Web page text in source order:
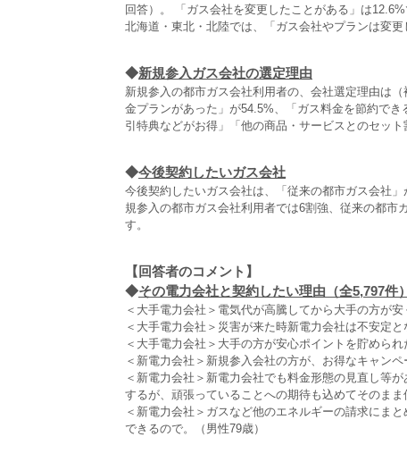
回答）。 「ガス会社を変更したことがある」は
北海道・東北・北陸では、「ガス会社やプランは変
◆新規参入ガス会社の選定理由
新規参入の都市ガス会社利用者の、会社選定理由は
金プランがあった」が54.5%、「ガス料金を節約で
引特典などがお得」「他の商品・サービスとのセッ
◆今後契約したいガス会社
今後契約したいガス会社は、「従来の都市ガス会社
規参入の都市ガス会社利用者では6割強、従来の都市
す。
【回答者のコメント】
◆その電力会社と契約したい理由（全5,797件）
＜大手電力会社＞電気代が高騰してから大手の方が安
＜大手電力会社＞災害が来た時新電力会社は不安定
＜大手電力会社＞大手の方が安心ポイントを貯められ
＜新電力会社＞新規参入会社の方が、お得なキャンペ
＜新電力会社＞新電力会社でも料金形態の見直し等
するが、頑張っていることへの期待も込めてそのま
＜新電力会社＞ガスなど他のエネルギーの請求にま
できるので。（男性79歳）